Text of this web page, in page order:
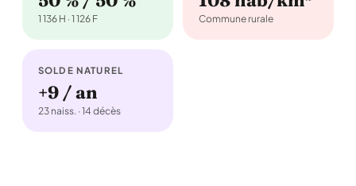
1 136 H · 1 126 F Commune rurale
SOLDE NATUREL
+9 / an
23 naiss. · 14 décès